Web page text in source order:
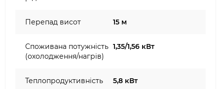
Перепад висот 15 м
Споживана потужність
(охолодження/нагрів)
1,35/1,56 кВт
Теплопродуктивність 5,8 кВт